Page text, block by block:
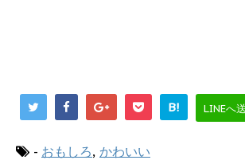
B! LINEへ
- おもしろ, かわいい